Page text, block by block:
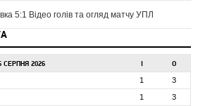
5:1 Відео голів та огляд матчу УПЛ
СЕРПНЯ 2026 О
1
3
1
3